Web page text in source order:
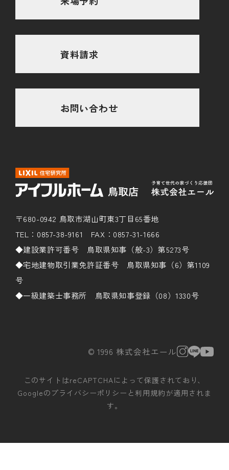
資料請求
お問い合わせ
〒680-0942 鳥取市湖山町東3丁目65番地
TEL：0857-38-9161 FAX：0857-31-1666
◆建設業許可番号 鳥取県知事（般-3）第5273号
◆宅地建物取引業免許証番号 鳥取県知事（6）第1109
号
◆一級建築士事務所 鳥取県知事登録（08）1330号
© 1996 株式会社エール
このサイトはreCAPTCHAによって保護されており、
Googleの プライバシーポリシー と利用規約が適用されま
す。